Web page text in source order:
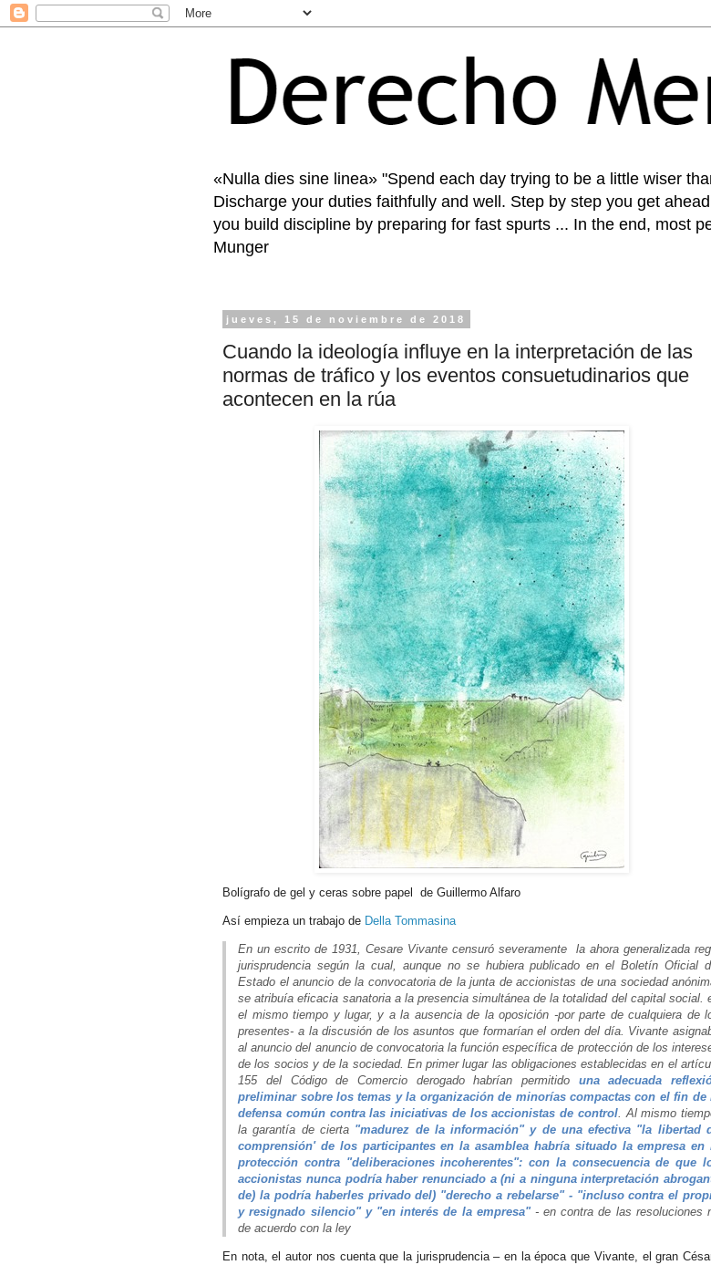
«Nulla dies sine linea» "Spend each day trying to be a little wiser
Discharge your duties faithfully and well. Step by step you get
you build discipline by preparing for fast spurts ... In the end, most
Munger
jueves, 15 de noviembre de 2018
Cuando la ideología influye en la interpretación de las
normas de tráfico y los eventos consuetudinarios que
acontecen en la rúa
Bolígrafo de gel y ceras sobre papel de Guillermo Alfaro
Así empieza un trabajo de Della Tommasina
En un escrito de 1931, Cesare Vivante censuró severamente la ahora generalizada
jurisprudencia según la cual, aunque no se hubiera publicado en el Boletín Oficial
Estado el anuncio de la convocatoria de la junta de accionistas de una sociedad
se atribuía eficacia sanatoria a la presencia simultánea de la totalidad del capital social.
el mismo tiempo y lugar, y a la ausencia de la oposición -por parte de cualquiera de
presentes- a la discusión de los asuntos que formarían el orden del día. Vivante
al anuncio del anuncio de convocatoria la función específica de protección de los
de los socios y de la sociedad. En primer lugar las obligaciones establecidas en el
155 del Código de Comercio derogado habrían permitido una adecuada
preliminar sobre los temas y la organización de minorías compactas con el fin de
defensa común contra las iniciativas de los accionistas de control. Al mismo
la garantía de cierta "madurez de la información" y de una efectiva "la libertad
comprensión' de los participantes en la asamblea habría situado la empresa en
protección contra "deliberaciones incoherentes": con la consecuencia de que
accionistas nunca podría haber renunciado a (ni a ninguna interpretación
de) la podría haberles privado del) "derecho a rebelarse" - "incluso contra el
y resignado silencio" y "en interés de la empresa" - en contra de las resoluciones
de acuerdo con la ley
En nota, el autor nos cuenta que la jurisprudencia – en la época que Vivante, el gran